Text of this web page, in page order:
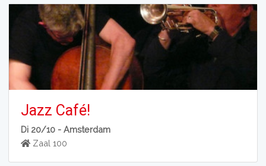
Jazz Café!
Di 20/10 -Amsterdam
Zaal 100